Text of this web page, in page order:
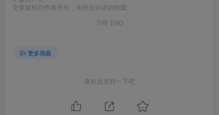
文章版权归作者所有，未经允许请勿转载。
THE END
更多戏曲
喜欢就支持一下吧